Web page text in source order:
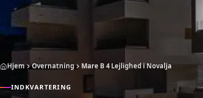
Hjem Overnatning Mare B 4 Lejlighed i Novalja
INDKVARTERING